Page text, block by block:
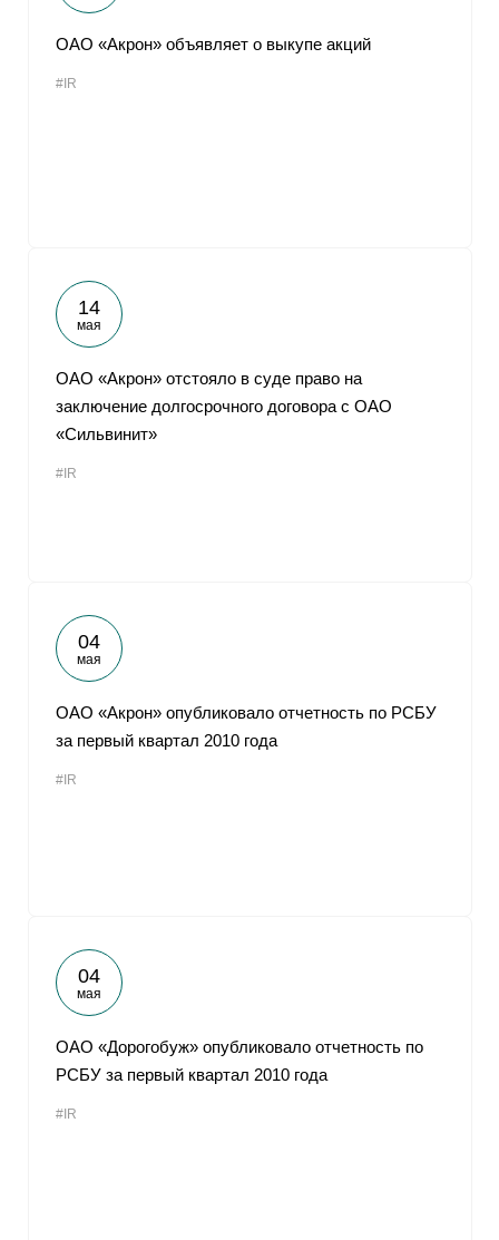
ОАО «Акрон» объявляет о выкупе акций
#IR
14
мая
ОАО «Акрон» отстояло в суде право на
заключение долгосрочного договора с ОАО
«Сильвинит»
#IR
04
мая
ОАО «Акрон» опубликовало отчетность по РСБУ
за первый квартал 2010 года
#IR
04
мая
ОАО «Дорогобуж» опубликовало отчетность по
РСБУ за первый квартал 2010 года
#IR